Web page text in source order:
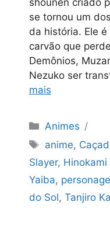
se tornou um
da história. Ele
carvão que
Demônios,
Nezuko ser
mais
Categorias
Animes
Tags
anime,
Slayer, Hinokami
Yaiba,
do Sol, Tanjiro